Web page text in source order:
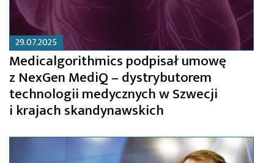
29.07.2025
Medicalgorithmics podpisał umowę
z NexGen MediQ – dystrybutorem
technologii medycznych w Szwecji
i krajach skandynawskich